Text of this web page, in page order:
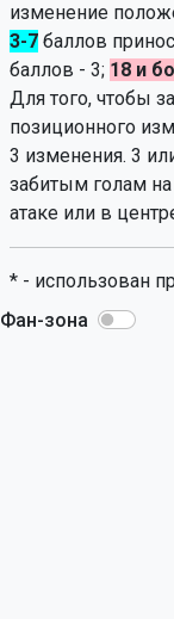
изменение
3-7 баллов
баллов - 3; 18 и
Для того, чтобы
позиционного
3 изменения. 3
забитым голам
атаке или в
* - использован
Фан-зона